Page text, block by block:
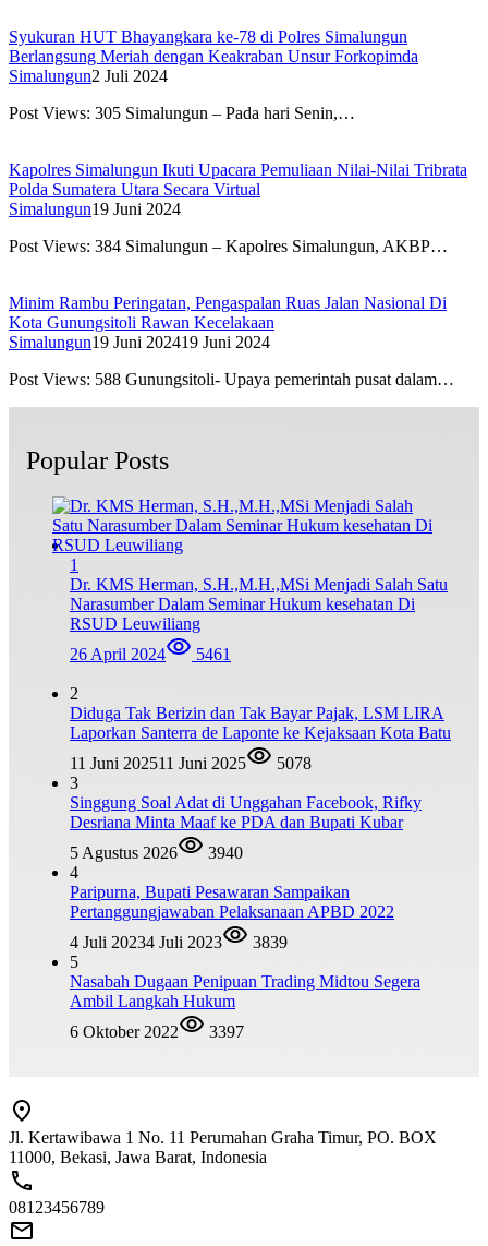
Syukuran HUT Bhayangkara ke-78 di Polres Simalungun
Berlangsung Meriah dengan Keakraban Unsur Forkopimda
Simalungun2 Juli 2024
Post Views: 305 Simalungun – Pada hari Senin,…
Kapolres Simalungun Ikuti Upacara Pemuliaan Nilai-Nilai Tribrata
Polda Sumatera Utara Secara Virtual
Simalungun19 Juni 2024
Post Views: 384 Simalungun – Kapolres Simalungun, AKBP…
Minim Rambu Peringatan, Pengaspalan Ruas Jalan Nasional Di
Kota Gunungsitoli Rawan Kecelakaan
Simalungun19 Juni 202419 Juni 2024
Post Views: 588 Gunungsitoli- Upaya pemerintah pusat dalam…
Popular Posts
1
Dr. KMS Herman, S.H.,M.H.,MSi Menjadi Salah Satu
Narasumber Dalam Seminar Hukum kesehatan Di
RSUD Leuwiliang
26 April 2024
5461
2
Diduga Tak Berizin dan Tak Bayar Pajak, LSM LIRA
Laporkan Santerra de Laponte ke Kejaksaan Kota Batu
11 Juni 202511 Juni 2025
5078
3
Singgung Soal Adat di Unggahan Facebook, Rifky
Desriana Minta Maaf ke PDA dan Bupati Kubar
5 Agustus 2026
3940
4
Paripurna, Bupati Pesawaran Sampaikan
Pertanggungjawaban Pelaksanaan APBD 2022
4 Juli 20234 Juli 2023
3839
5
Nasabah Dugaan Penipuan Trading Midtou Segera
Ambil Langkah Hukum
6 Oktober 2022
3397
Jl. Kertawibawa 1 No. 11 Perumahan Graha Timur, PO. BOX
11000, Bekasi, Jawa Barat, Indonesia
08123456789